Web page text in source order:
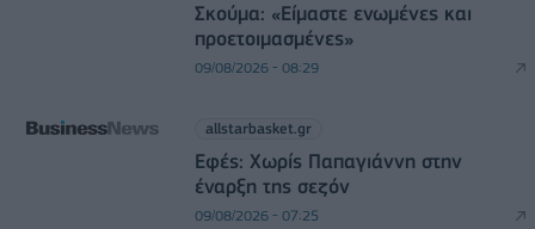
Σκούμα: «Είμαστε ενωμένες και
προετοιμασμένες»
09/08/2026 - 08:29
allstarbasket.gr
Εφές: Χωρίς Παπαγιάννη στην
έναρξη της σεζόν
09/08/2026 - 07:25